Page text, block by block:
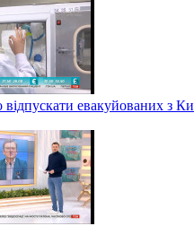
відпускати евакуйованих з